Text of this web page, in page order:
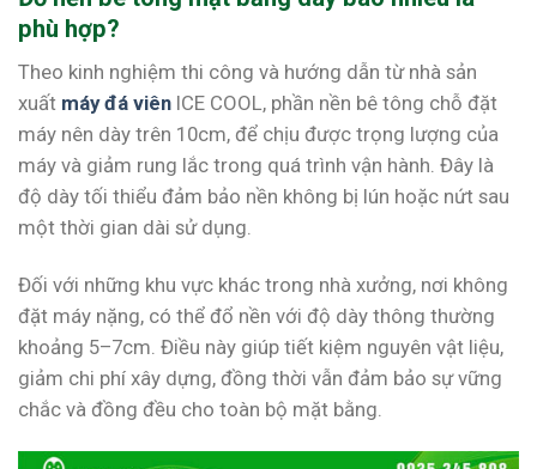
phù hợp?
Theo kinh nghiệm thi công và hướng dẫn từ nhà sản
xuất máy đá viên ICE COOL, phần nền bê tông chỗ đặt
máy nên dày trên 10cm, để chịu được trọng lượng của
máy và giảm rung lắc trong quá trình vận hành. Đây là
độ dày tối thiểu đảm bảo nền không bị lún hoặc nứt sau
một thời gian dài sử dụng.
Đối với những khu vực khác trong nhà xưởng, nơi không
đặt máy nặng, có thể đổ nền với độ dày thông thường
khoảng 5–7cm. Điều này giúp tiết kiệm nguyên vật liệu,
giảm chi phí xây dựng, đồng thời vẫn đảm bảo sự vững
chắc và đồng đều cho toàn bộ mặt bằng.